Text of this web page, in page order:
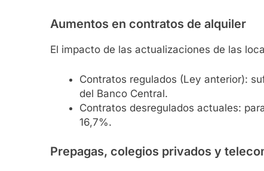
Aumentos en contratos de alquiler
El impacto de las actualizaciones de las
Contratos regulados (Ley anterior):
del Banco Central.
Contratos desregulados actuales:
16,7%.
Prepagas, colegios privados y